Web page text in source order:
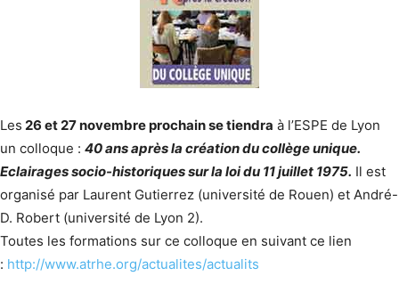
Les 26 et 27 novembre prochain se tiendra à l’ESPE de Lyon
un colloque : 40 ans après la création du collège unique.
Eclairages socio-historiques sur la loi du 11 juillet 1975. Il est
organisé par Laurent Gutierrez (université de Rouen) et André-
D. Robert (université de Lyon 2).
Toutes les formations sur ce colloque en suivant ce lien
: http://www.atrhe.org/actualites/actualits